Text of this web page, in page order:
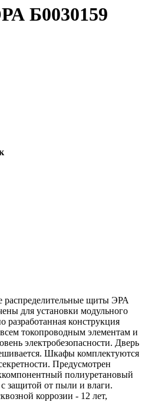
Б0030159
распределительные щиты ЭРА
для установки модульного
разработанная конструкция
токопроводным элементам и
электробезопасности. Дверь
Шкафы комплектуются
Предусмотрен
полиуретановый
защитой от пыли и влаги.
коррозии - 12 лет,